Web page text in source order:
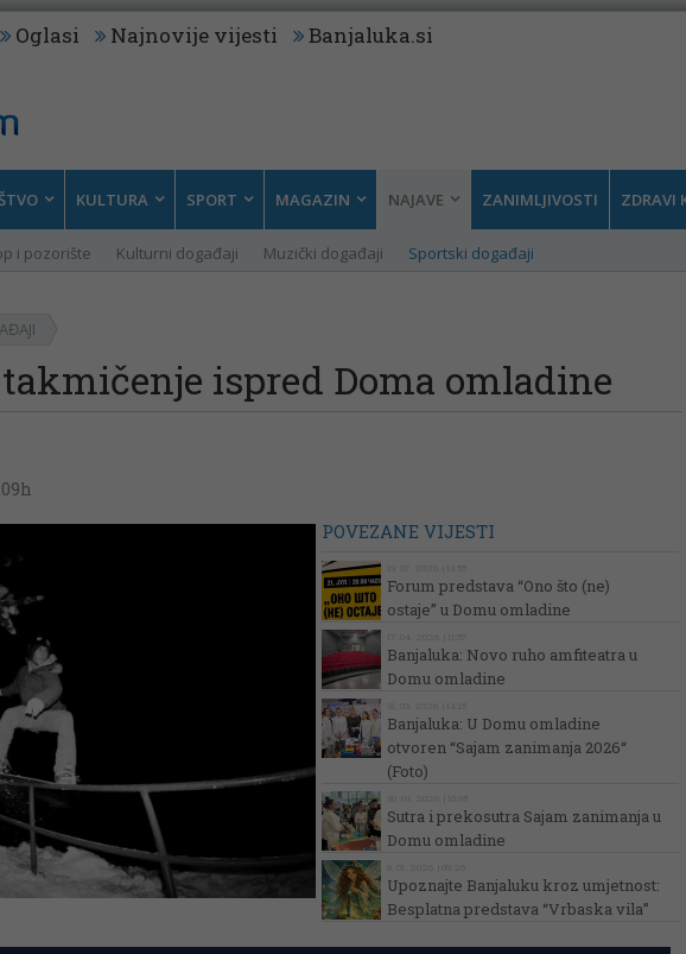
Oglasi Najnovije vijesti Banjaluka.si
KULTURA SPORT MAGAZIN NAJAVE
i pozorište Kulturni događaji Muzički događaji Sportski događaji
ZANIMLJIVOSTI ZDRAVI
ispred Doma omladine
POVEZANE VIJESTI
Forum predstava “Ono što (ne)
ostaje” u Domu omladine
Banjaluka: Novo ruho amfiteatra u
Domu omladine
Banjaluka: U Domu omladine
otvoren “Sajam zanimanja 2026“
(Foto)
Sutra i prekosutra Sajam zanimanja u
Domu omladine
Upoznajte Banjaluku kroz umjetnost:
Besplatna predstava “Vrbaska vila”